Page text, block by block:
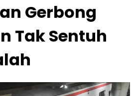
Gerbong
Tak Sentuh